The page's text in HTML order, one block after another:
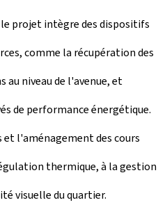
projet intègre des dispositifs
comme la récupération des
au niveau de l'avenue, et
de performance énergétique.
l'aménagement des cours
thermique, à la gestion
visuelle du quartier.